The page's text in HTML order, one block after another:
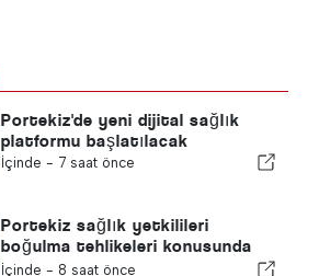
Portekiz'de yeni dijital sağlık
platformu başlatılacak
İçinde - 7 saat önce
Portekiz sağlık yetkilileri
boğulma tehlikeleri konusunda
uyardı
İçinde - 8 saat önce